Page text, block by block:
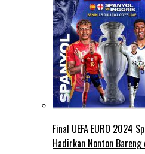
Final UEFA EURO 2024
Hadirkan Nonton